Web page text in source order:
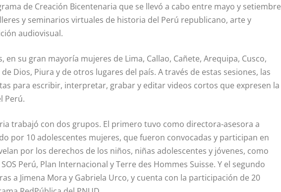
de Creación Bicentenaria que se llevó a cabo entre mayo y setiembre
y seminarios virtuales de historia del Perú republicano, arte y
audiovisual.
su gran mayoría mujeres de Lima, Callao, Cañete, Arequipa, Cusco,
Dios, Piura y de otros lugares del país. A través de estas sesiones, las
para escribir, interpretar, grabar y editar videos cortos que expresen la
Perú.
trabajó con dos grupos. El primero tuvo como directora-asesora a
por 10 adolescentes mujeres, que fueron convocadas y participan en
por los derechos de los niños, niñas adolescentes y jóvenes, como
Perú, Plan Internacional y Terre des Hommes Suisse. Y el segundo
a Jimena Mora y Gabriela Urco, y cuenta con la participación de 20